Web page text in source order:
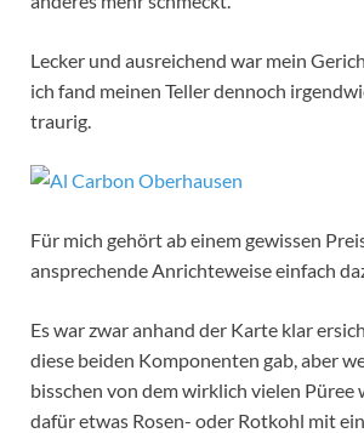
Lecker und ausreichend war mein
ich fand meinen Teller dennoch
traurig.
Für mich gehört ab einem gewissen
ansprechende Anrichteweise einfach
Es war zwar anhand der Karte klar
diese beiden Komponenten gab, aber
bisschen von dem wirklich vielen Püree
dafür etwas Rosen- oder Rotkohl mit